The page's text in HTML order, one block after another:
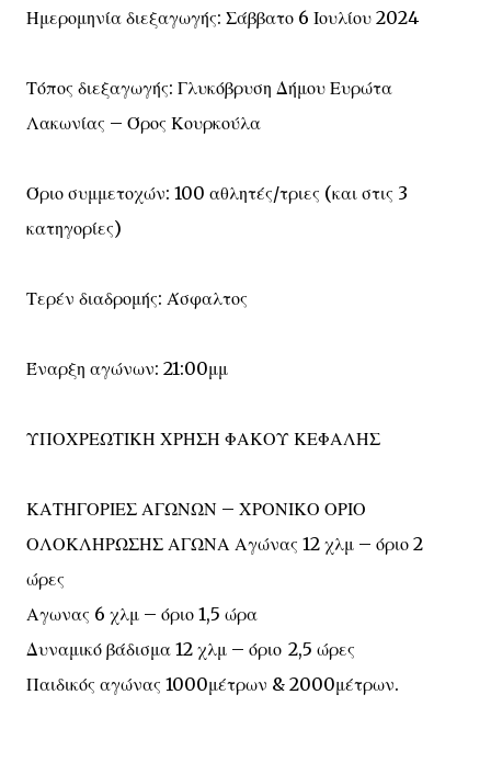
Ημερομηνία διεξαγωγής: Σάββατο 6 Ιουλίου 2024
Τόπος διεξαγωγής: Γλυκόβρυση Δήμου Ευρώτα
Λακωνίας – Όρος Κουρκούλα
Όριο συμμετοχών: 100 αθλητές/τριες (και στις 3
κατηγορίες)
Τερέν διαδρομής: Άσφαλτος
Έναρξη αγώνων: 21:00μμ
ΥΠΟΧΡΕΩΤΙΚΗ ΧΡΗΣΗ ΦΑΚΟΥ ΚΕΦΑΛΗΣ
ΚΑΤΗΓΟΡΙΕΣ ΑΓΩΝΩΝ – ΧΡΟΝΙΚΟ ΟΡΙΟ
ΟΛΟΚΛΗΡΩΣΗΣ ΑΓΩΝΑ Αγώνας 12 χλμ – όριο 2
ώρες
Αγωνας 6 χλμ – όριο 1,5 ώρα
Δυναμικό βάδισμα 12 χλμ – όριο 2,5 ώρες
Παιδικός αγώνας 1000μέτρων & 2000μέτρων.